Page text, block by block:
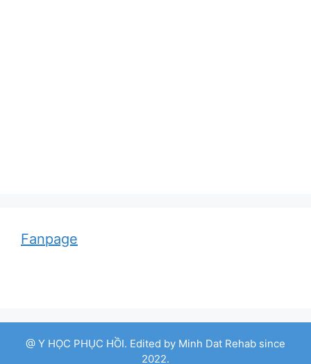
Fanpage
@ Y HỌC PHỤC HỒI. Edited by Minh Dat Rehab since
2022.